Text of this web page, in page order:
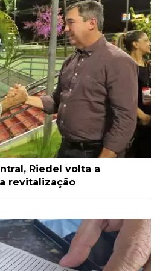
Riedel volta a
revitalização